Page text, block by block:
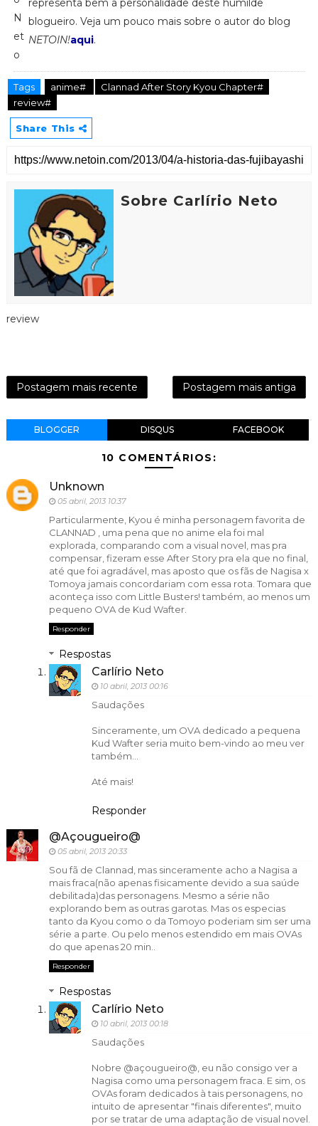
representa bem a personalidade deste humilde
blogueiro. Veja um pouco mais sobre o autor do blog
NETOIN!aqui.
Tags anime#
Clannad After Story Kyou Chapter#
review#
Share This
Sobre Carlírio Neto
review
Postagem mais recente Postagem mais antiga
BLOGGER DISQUS FACEBOOK
10 COMENTÁRIOS:
Unknown
05 abril, 2013 10:37
Particularmente, Kyou é minha personagem favorita de
CLANNAD , uma pena que no anime ela foi mal
explorada, comparando com a visual novel, mas pra
compensar, fizeram esse After Story pra ela que no final,
até que foi agradável, mas aposto que os fãs de Nagisa x
Tomoya jamais concordariam com essa rota. Tomara que
aconteça isso com Little Busters! também, ao menos um
pequeno OVA de Kud Wafter.
Responder
Respostas
Carlírio Neto
10 abril, 2013 00:16
Saudações
Sinceramente, um OVA dedicado a pequena
Kud Wafter seria muito bem-vindo ao meu ver
também...
Até mais!
Responder
@Açougueiro@
05 abril, 2013 20:33
Sou fã de Clannad, mas sinceramente acho a Nagisa a
mais fraca(não apenas fisicamente devido a sua saúde
debilitada)das personagens. Mesmo a série não
explorando bem as outras garotas. Mas os especias
tanto da Kyou como o da Tomoyo poderiam sim ser uma
série a parte. Ou pelo menos estendido em mais OVAs
do que apenas 20 min..
Responder
Respostas
Carlírio Neto
10 abril, 2013 00:18
Saudações
Nobre @açougueiro@, eu não consigo ver a
Nagisa como uma personagem fraca. E sim, os
OVAs foram dedicados à tais personagens, no
intuito de apresentar "finais diferentes", muito
por se tratar de uma adaptação de visual novel.